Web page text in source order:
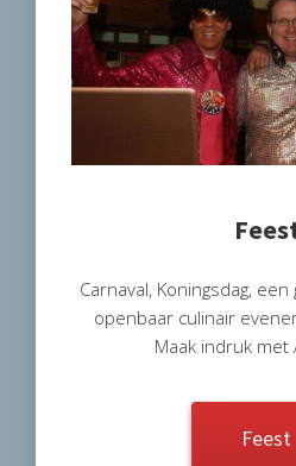
Carnaval, Koningsdag,
openbaar culinair
Maak indruk met
Feest